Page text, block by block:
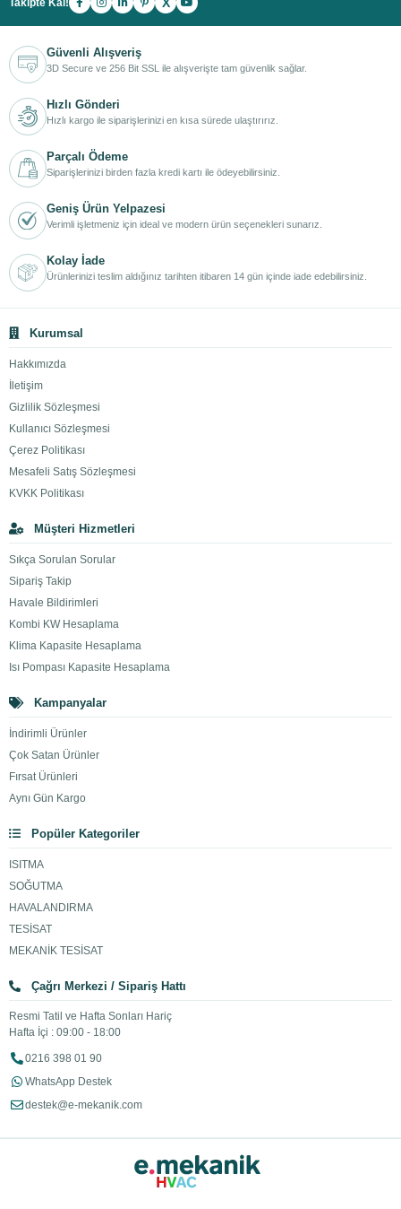
Takipte Kal!
Güvenli Alışveriş
3D Secure ve 256 Bit SSL ile alışverişte tam güvenlik sağlar.
Hızlı Gönderi
Hızlı kargo ile siparişlerinizi en kısa sürede ulaştırırız.
Parçalı Ödeme
Siparişlerinizi birden fazla kredi kartı ile ödeyebilirsiniz.
Geniş Ürün Yelpazesi
Verimli işletmeniz için ideal ve modern ürün seçenekleri sunarız.
Kolay İade
Ürünlerinizi teslim aldığınız tarihten itibaren 14 gün içinde iade edebilirsiniz.
Kurumsal
Hakkımızda
İletişim
Gizlilik Sözleşmesi
Kullanıcı Sözleşmesi
Çerez Politikası
Mesafeli Satış Sözleşmesi
KVKK Politikası
Müşteri Hizmetleri
Sıkça Sorulan Sorular
Sipariş Takip
Havale Bildirimleri
Kombi KW Hesaplama
Klima Kapasite Hesaplama
Isı Pompası Kapasite Hesaplama
Kampanyalar
İndirimli Ürünler
Çok Satan Ürünler
Fırsat Ürünleri
Aynı Gün Kargo
Popüler Kategoriler
ISITMA
SOĞUTMA
HAVALANDIRMA
TESİSAT
MEKANİK TESİSAT
Çağrı Merkezi / Sipariş Hattı
Resmi Tatil ve Hafta Sonları Hariç
Hafta İçi : 09:00 - 18:00
0216 398 01 90
WhatsApp Destek
destek@e-mekanik.com